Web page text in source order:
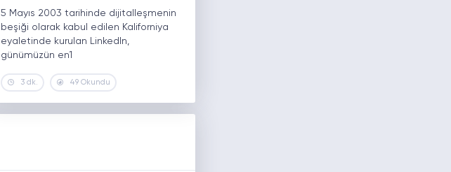
5 Mayıs 2003 tarihinde dijitalleşmenin
beşiği olarak kabul edilen Kaliforniya
eyaletinde kurulan LinkedIn,
günümüzün en1
3 dk. 49 Okundu